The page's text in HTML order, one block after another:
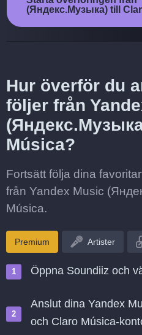
(Яндекс.Музыка) till
Hur överför du
följer från
Música?
Fortsätt följa dina
från Yandex Music
Música.
Premium Artister
Öppna Soundiiz och
Anslut dina Yandex
och Claro Música-